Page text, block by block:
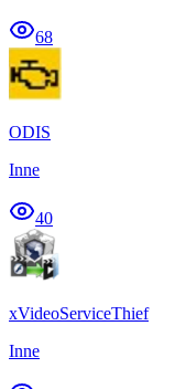
68
ODIS
Inne
40
xVideoServiceThief
Inne